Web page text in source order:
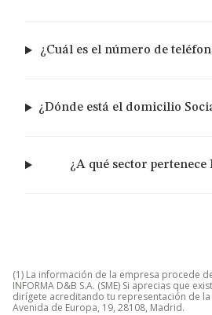
¿Cuál es el número de
¿Dónde está el domicilio
¿A qué sector pertenece
(1) La información de la empresa procede
INFORMA D&B S.A. (SME) Si aprecias que
dirígete acreditando tu representación de
Avenida de Europa, 19, 28108, Madrid.